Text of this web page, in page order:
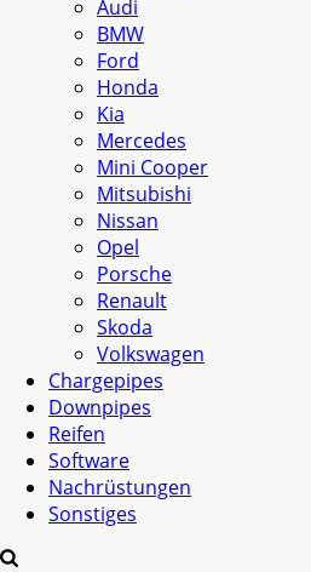
Audi
BMW
Ford
Honda
Kia
Mercedes
Mini Cooper
Mitsubishi
Nissan
Opel
Porsche
Renault
Skoda
Volkswagen
Chargepipes
Downpipes
Reifen
Software
Nachrüstungen
Sonstiges